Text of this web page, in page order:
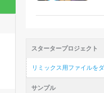
スタータープロジェクト
リミックス用ファイルを
サンプル